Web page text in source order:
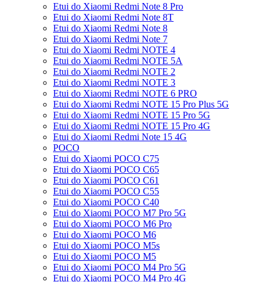
Etui do Xiaomi Redmi Note 8 Pro
Etui do Xiaomi Redmi Note 8T
Etui do Xiaomi Redmi Note 8
Etui do Xiaomi Redmi Note 7
Etui do Xiaomi Redmi NOTE 4
Etui do Xiaomi Redmi NOTE 5A
Etui do Xiaomi Redmi NOTE 2
Etui do Xiaomi Redmi NOTE 3
Etui do Xiaomi Redmi NOTE 6 PRO
Etui do Xiaomi Redmi NOTE 15 Pro Plus 5G
Etui do Xiaomi Redmi NOTE 15 Pro 5G
Etui do Xiaomi Redmi NOTE 15 Pro 4G
Etui do Xiaomi Redmi Note 15 4G
POCO
Etui do Xiaomi POCO C75
Etui do Xiaomi POCO C65
Etui do Xiaomi POCO C61
Etui do Xiaomi POCO C55
Etui do Xiaomi POCO C40
Etui do Xiaomi POCO M7 Pro 5G
Etui do Xiaomi POCO M6 Pro
Etui do Xiaomi POCO M6
Etui do Xiaomi POCO M5s
Etui do Xiaomi POCO M5
Etui do Xiaomi POCO M4 Pro 5G
Etui do Xiaomi POCO M4 Pro 4G